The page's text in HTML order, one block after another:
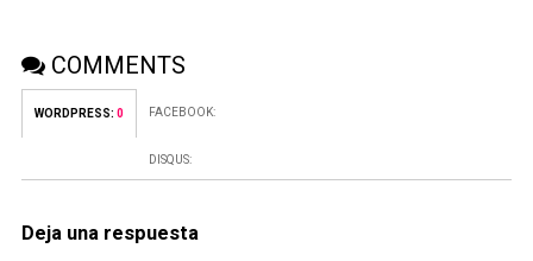
COMMENTS
WORDPRESS: 0 FACEBOOK:
DISQUS:
Deja una respuesta